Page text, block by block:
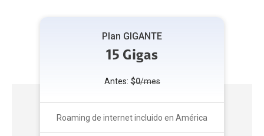
Plan GIGANTE
15 Gigas
Antes: $0/mes
Roaming de internet incluido en América